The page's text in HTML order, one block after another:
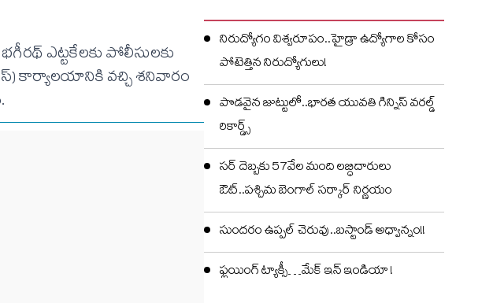
ఎట్టకేలకు పోలీసులకు
కార్యాలయానికి వచ్చి శనివారం
నిరుద్యోగం విశ్వరూపం..హైడ్రా ఉద్యోగాల కోసం
పోటెత్తిన నిరుద్యోగులు!
పొడవైన జుట్టులో..భారత యువతి గిన్నిస్ వరల్డ్
రికార్డ్స్
సర్ దెబ్బకు 57వేల మంది లబ్ధిదారులు
ఔట్..పశ్చిమ బెంగాల్ సర్కార్ నిర్ణయం
సుందరం ఉప్పల్ చెరువు..బస్టాండ్ అధ్వాన్నం!!
ఫ్లయింగ్ ట్యాక్సీ…మేక్ ఇన్ ఇండియా !